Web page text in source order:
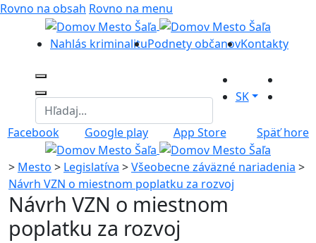
Rovno na obsah Rovno na menu
Nahlás kriminalituPodnety občanovKontakty
SK
Facebook Google play App Store Späť hore
> Mesto > Legislatíva >Všeobecne záväzné nariadenia >
Návrh VZN o miestnom poplatku za rozvoj
Návrh VZN o miestnom
poplatku za rozvoj